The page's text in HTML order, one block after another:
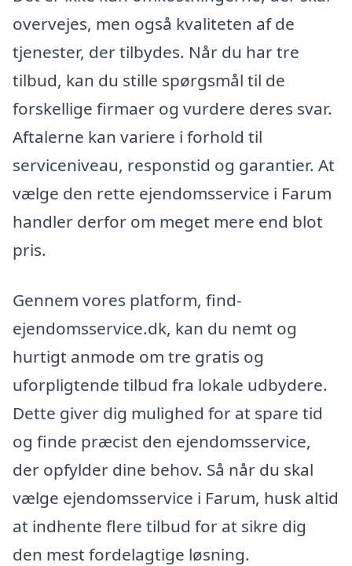
overvejes, men også kvaliteten af de
tjenester, der tilbydes. Når du har tre
tilbud, kan du stille spørgsmål til de
forskellige firmaer og vurdere deres svar.
Aftalerne kan variere i forhold til
serviceniveau, responstid og garantier. At
vælge den rette ejendomsservice i Farum
handler derfor om meget mere end blot
pris.
Gennem vores platform, find-
ejendomsservice.dk, kan du nemt og
hurtigt anmode om tre gratis og
uforpligtende tilbud fra lokale udbydere.
Dette giver dig mulighed for at spare tid
og finde præcist den ejendomsservice,
der opfylder dine behov. Så når du skal
vælge ejendomsservice i Farum, husk altid
at indhente flere tilbud for at sikre dig
den mest fordelagtige løsning.